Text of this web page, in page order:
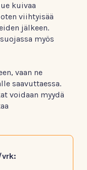
kuivaa
viihtyisää
jälkeen.
myös
vaan ne
saavuttaessa.
voidaan myydä